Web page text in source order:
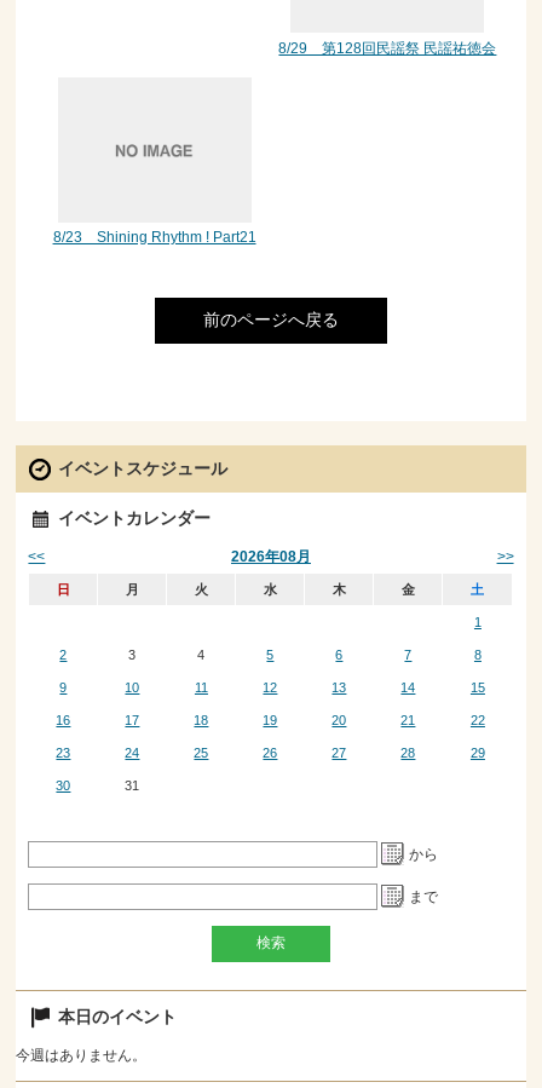
8/29 第128回民謡祭 民謡祐徳会
8/23 Shining Rhythm ! Part21
前のページへ戻る
イベントスケジュール
イベントカレンダー
2026年08月
<< >>
日 月 火 水 木 金 土
1
2 3 4 5 6 7 8
9 10 11 12 13 14 15
16 17 18 19 20 21 22
23 24 25 26 27 28 29
30 31
から
まで
本日のイベント
今週はありません。